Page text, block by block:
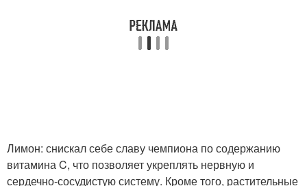
Лимон: снискал себе славу чемпиона по содержанию
витамина C, что позволяет укреплять нервную и
сердечно-сосудистую систему. Кроме того, растительные